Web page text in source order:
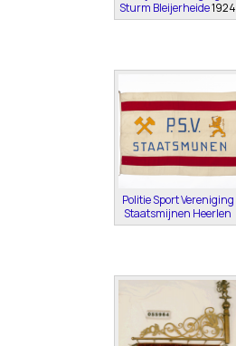
Sturm Bleijerheide1924
Politie Sport Vereniging
Staatsmijnen Heerlen